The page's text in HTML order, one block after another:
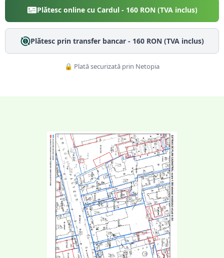
Plătesc online cu Cardul - 160RON (TVA inclus)
Plătesc prin transfer bancar - 160RON (TVA inclus)
🔒 Plată securizată prin Netopia